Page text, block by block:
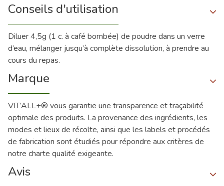
Conseils d'utilisation
Diluer 4,5g (1 c. à café bombée) de poudre dans un verre
d’eau, mélanger jusqu’à complète dissolution, à prendre au
cours du repas.
Marque
VIT’ALL+® vous garantie une transparence et traçabilité
optimale des produits. La provenance des ingrédients, les
modes et lieux de récolte, ainsi que les labels et procédés
de fabrication sont étudiés pour répondre aux critères de
notre charte qualité exigeante.
Avis